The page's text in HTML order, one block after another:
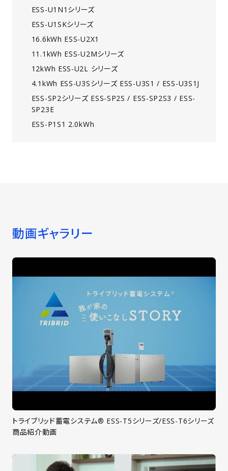
ESS-U1N1シリーズ
ESS-U1SKシリーズ
16.6kWh ESS-U2X1
11.1kWh ESS-U2Mシリーズ
12kWh ESS-U2L シリーズ
4.1kWh ESS-U3Sシリーズ ESS-U3S1 / ESS-U3S1J
ESS-SP2シリーズ ESS-SP2S / ESS-SP2S3 / ESS-
SP23E
ESS-P1S1 2.0kWh
動画ギャラリー
トライブリッド蓄電システム® ESS-T5シリーズ/ESS-T6シリーズ
商品紹介動画